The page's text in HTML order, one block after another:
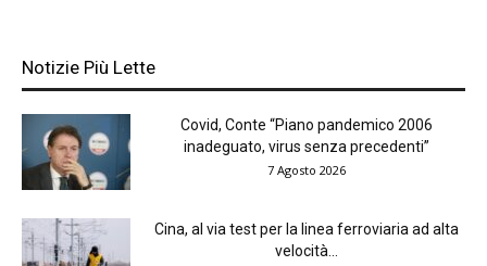
Notizie Più Lette
Covid, Conte “Piano pandemico 2006
inadeguato, virus senza precedenti”
7 Agosto 2026
Cina, al via test per la linea ferroviaria ad alta
velocità...